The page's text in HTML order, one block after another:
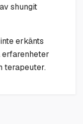
shungit
erkänts
terapeuter.